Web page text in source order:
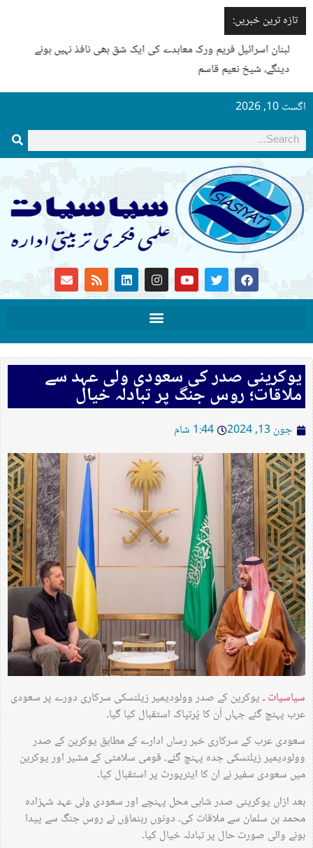
تازہ ترین خبریں:
لبنان اسرائیل فریم ورک معاہدے کی ایک شق بھی نافذ نہیں ہونے
دینگے، شیخ نعیم قاسم
اگست 10, 2026
یوکرینی صدر کی سعودی ولی عہد سے
ملاقات؛ روس جنگ پر تبادلہ خیال
جون 13, 2024 1:44 شام
سیاسیات ـیوکرین کے صدر وولودیمیر زیلنسکی سرکاری دورے پر سعودی
عرب پہنچ گئے جہاں اُن کا پُرتپاک استقبال کیا گیا۔
سعودی عرب کے سرکاری خبر رساں ادارے کے مطابق یوکرین کے صدر
وولودیمیر زیلنسکی جدہ پہنچ گئے۔ قومی سلامتی کے مشیر اور یوکرین
میں سعودی سفیر نے ان کا ایئرپورٹ پر استقبال کیا۔
بعد ازاں یوکرینی صدر شاہی محل پہنچے اور سعودی ولی عہد شہزادہ
محمد بن سلمان سے ملاقات کی۔ دونوں رہنماؤں نے روس جنگ سے پیدا
ہونے والی صورت حال پر تبادلہ خیال کیا۔